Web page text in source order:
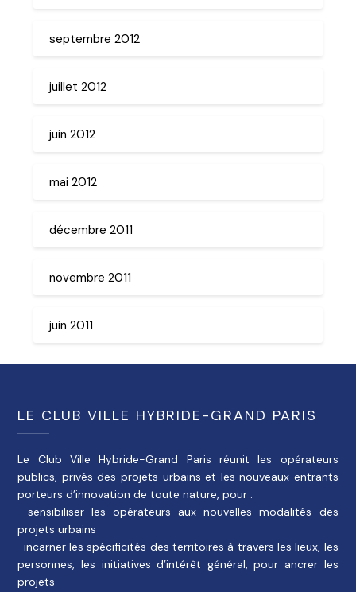
septembre 2012
juillet 2012
juin 2012
mai 2012
décembre 2011
novembre 2011
juin 2011
LE CLUB VILLE HYBRIDE-GRAND PARIS
Le Club Ville Hybride-Grand Paris réunit les opérateurs
publics, privés des projets urbains et les nouveaux entrants
porteurs d’innovation de toute nature, pour :
· sensibiliser les opérateurs aux nouvelles modalités des
projets urbains
· incarner les spécificités des territoires à travers les lieux, les
personnes, les initiatives d’intérêt général, pour ancrer les
projets